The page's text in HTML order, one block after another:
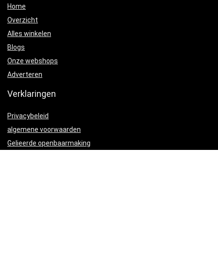
Home
Overzicht
Alles winkelen
Blogs
Onze webshops
Adverteren
Verklaringen
Privacybeleid
algemene voorwaarden
Gelieerde openbaarmaking